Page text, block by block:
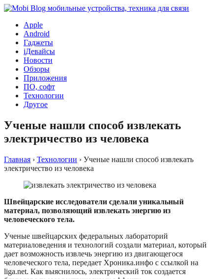
Apple
Android
Гаджеты
iДевайсы
Новости
Обзоры
Приложения
ПО, софт
Технологии
Другое
Ученые нашли способ извлекать
электричество из человека
Главная › Технологии › Ученые нашли способ извлекать
электричество из человека
Швейцарские исследователи сделали уникальный
материал, позволяющий извлекать энергию из
человеческого тела.
Ученые швейцарских федеральных лабораторий
материаловедения и технологий создали материал, который
дает возможность извлечь энергию из двигающегося
человеческого тела, передает Хроника.инфо с ссылкой на
liga.net. Как выяснилось, электрический ток создается